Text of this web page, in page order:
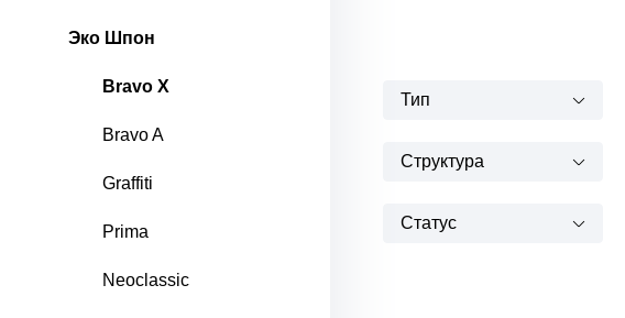
Эко Шпон
Bravo X
Bravo A
Graffiti
Prima
Neoclassic
Тип
Структура
Статус